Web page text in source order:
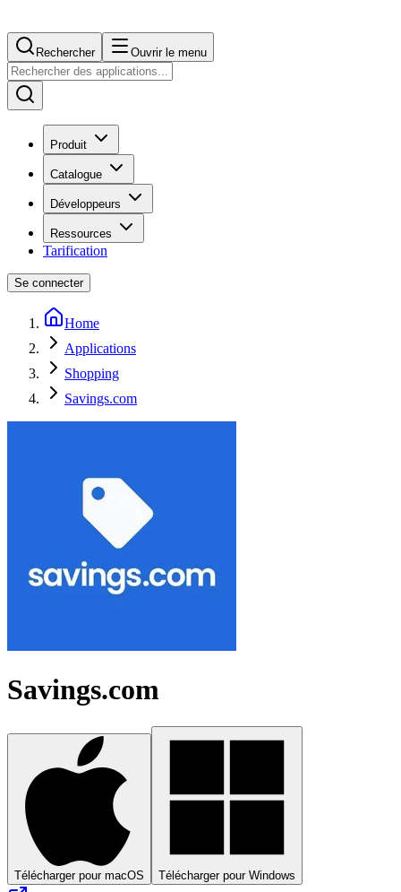
Rechercher Ouvrir le menu
Produit
Catalogue
Développeurs
Ressources
Tarification
Se connecter
Home
Applications
Shopping
Savings.com
Savings.com
Télécharger pour macOS Télécharger pour Windows